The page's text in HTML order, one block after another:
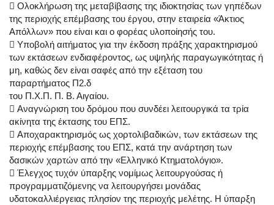
 Ολοκλήρωση της μεταβίβασης της ιδιοκτησίας των γηπέδων
της περιοχής επέμβασης του έργου, στην εταιρεία «Άκτιος
Απόλλων» που είναι και ο φορέας υλοποίησής του.
 Υποβολή αιτήματος για την έκδοση πράξης χαρακτηρισμού
των εκτάσεων ενδιαφέροντος, ως υψηλής παραγωγικότητας ή
μη, καθώς δεν είναι σαφές από την εξέταση του
παραρτήματος Π2.δ
του Π.Χ.Π. Π. Β. Αιγαίου.
 Αναγνώριση του δρόμου που συνδέει λειτουργικά τα τρία
ακίνητα της έκτασης του ΕΠΣ.
 Αποχαρακτηρισμός ως χορτολιβαδικών, των εκτάσεων της
περιοχής επέμβασης του ΕΠΣ, κατά την ανάρτηση των
δασικών χαρτών από την «Ελληνικό Κτηματολόγιο».
 Έλεγχος τυχόν ύπαρξης νομίμως λειτουργούσας ή
προγραμματιζόμενης να λειτουργήσει μονάδας
υδατοκαλλιέργειας πλησίον της περιοχής μελέτης. Η ύπαρξη